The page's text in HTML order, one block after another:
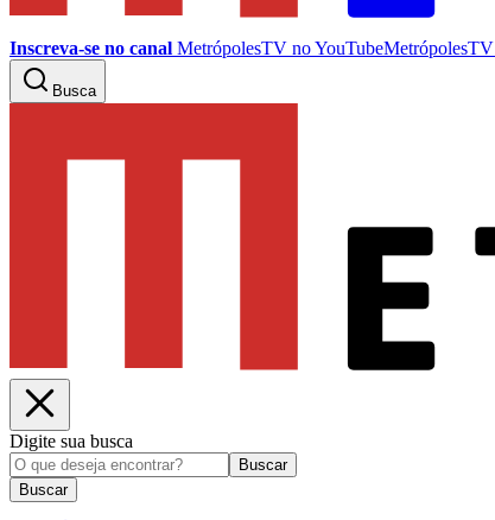
Inscreva-se no canal MetrópolesTV noYouTubeMetrópolesTV
Busca
Digite sua busca
Buscar
Buscar